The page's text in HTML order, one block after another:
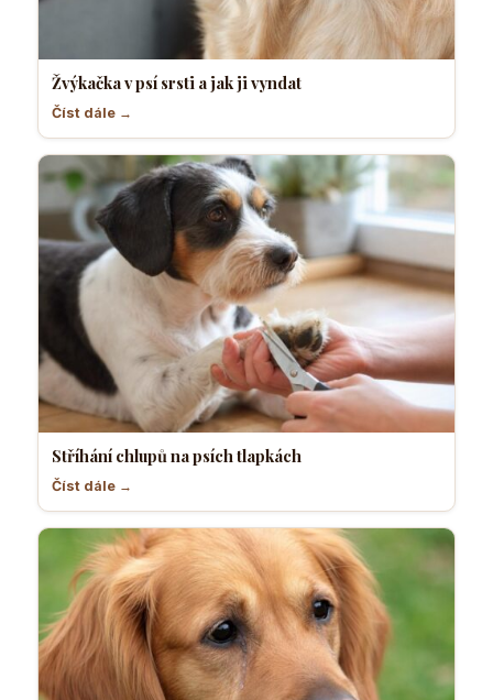
Žvýkačka v psí srsti a jak ji vyndat
Číst dále →
Stříhání chlupů na psích tlapkách
Číst dále →